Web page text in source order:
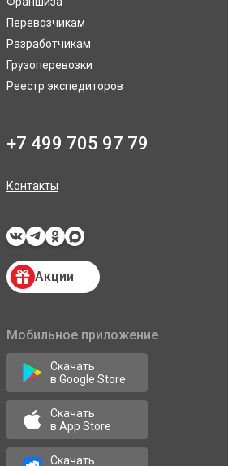
Перевозчикам
Разработчикам
Грузоперевозки
Реестр экспедиторов
+7 499 705 97 79
Контакты
Акции
Мобильное приложение
Скачать
в Google Store
Скачать
в App Store
Скачать